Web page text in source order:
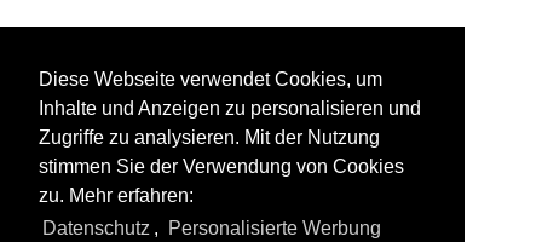
Diese Webseite verwendet Cookies, um
Inhalte und Anzeigen zu personalisieren und
Zugriffe zu analysieren. Mit der Nutzung
stimmen Sie der Verwendung von Cookies
zu. Mehr erfahren:
Datenschutz , Personalisierte Werbung